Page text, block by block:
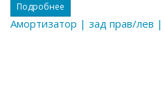
Подробнее
Амортизатор | зад прав/лев |